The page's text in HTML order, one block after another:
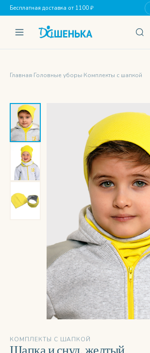
Бесплатная доставка от 1100 ₽
Главная›Головные уборы›Комплекты с шапкой
‹ ›
КОМПЛЕКТЫ С ШАПКОЙ